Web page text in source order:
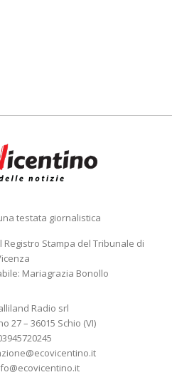
testata giornalistica
Registro Stampa del Tribunale di
Mariagrazia Bonollo
Radio srl
27 – 36015 Schio (VI)